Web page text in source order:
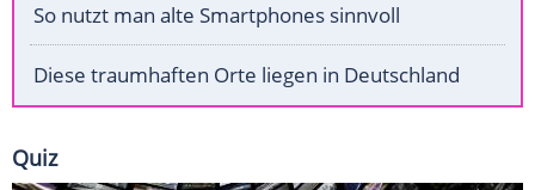
So nutzt man alte Smartphones sinnvoll
Diese traumhaften Orte liegen in Deutschland
Quiz